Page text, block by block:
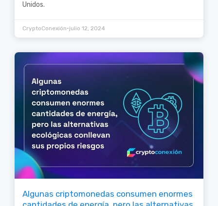
Unidos.
CryptoConexión•julio 12, 2024
Algunas criptomonedas consumen enormes